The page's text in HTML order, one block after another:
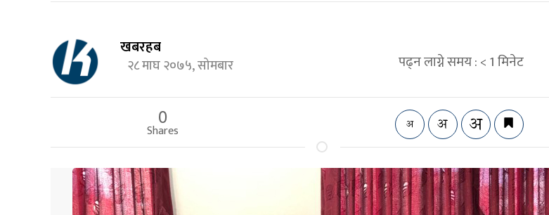
खबरहब
२८ माघ २०७५, सोमबार पढ्न लाग्ने समय :< 1मिनेट
0
Shares